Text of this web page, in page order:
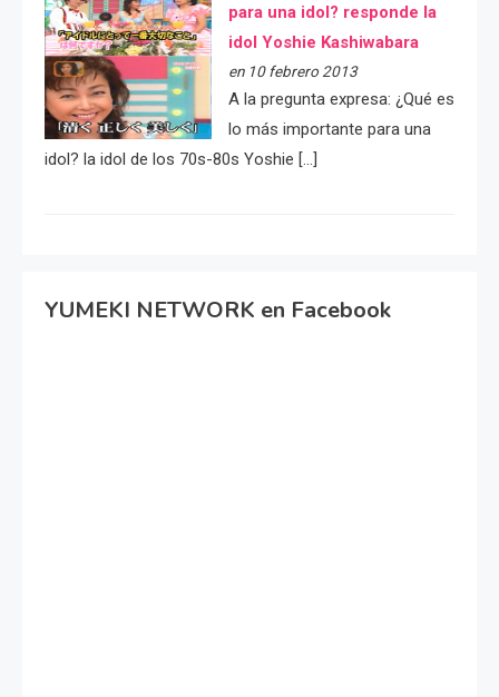
para una idol? responde la
idol Yoshie Kashiwabara
en 10 febrero 2013
A la pregunta expresa: ¿Qué es
lo más importante para una
idol? la idol de los 70s-80s Yoshie […]
YUMEKI NETWORK en Facebook